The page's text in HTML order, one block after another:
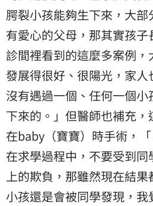
腭裂小孩能夠生下來，大
有愛心的父母，那其實孩
診間裡看到的這麼多案例
發展得很好、很陽光，家
沒有遇過一個、任何一個
下來的。」但醫師也補充
在baby（寶寶）時手術，
在求學過程中，不要受到
上的欺負，那雖然現在結
小孩還是會被同學發現，